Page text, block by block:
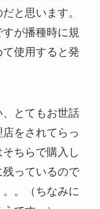
と思います。
が播種時に規
使用すると発
とてもお世話
をされてらっ
ちらで購入し
っているので
。（ちなみに